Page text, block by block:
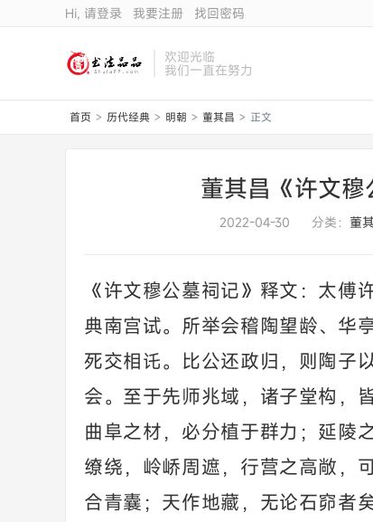
Hi, 请登录 我要注册 找回密码
欢迎光临
我们一直在努力
首页 > 历代经典 > 明朝 > 董其昌 > 正文
董其昌《许文穆
2022-04-30 分类： 董
《许文穆公墓祠记》释文：太傅
典南宫试。所举会稽陶望龄、华
死交相讬。比公还政归，则陶子
会。至于先师兆域，诸子堂构，
曲阜之材，必分植于群力；延陵
缭绕，岭峤周遮，行营之高敞，
合青囊；天作地藏，无论石窌者